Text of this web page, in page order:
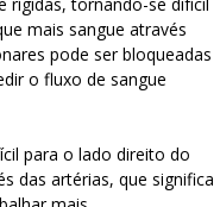
rígidas, tornando-se difícil
mais sangue através
pode ser bloqueadas
o fluxo de sangue
para o lado direito do
das artérias, que significa